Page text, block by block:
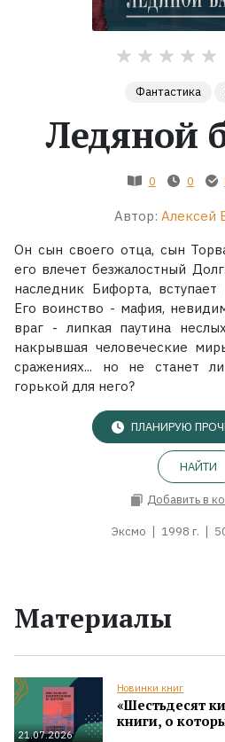
Экранизации
Фантастика
Ледяной
0 0
Автор: Алексей
Он сын своего отца, сын
его влечет безжалостный
наследник Бифорта,
Его воинство - мафия,
враг - липкая паутина
накрывшая человеческие
сражениях... но не станет
горькой для него?
ПЛАНИРУЮ
НАЙТИ
Добавить в
Эксмо 1998 г.
Материалы
21.07.2026
Новинки книг
«Шестьдесят
книги, о